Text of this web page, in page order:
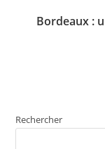
Bordeaux :
Rechercher